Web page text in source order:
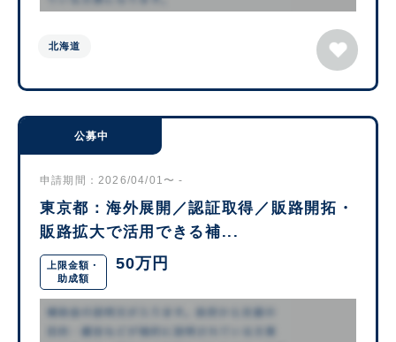
北海道
公募中
申請期間：2026/04/01〜 -
東京都：海外展開／認証取得／販路開拓・
販路拡大で活用できる補...
上限金額・
助成額
50万円